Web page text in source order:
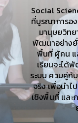
Social
ที่บูรณาการอ
มานุษยวิทย
พัฒนาอย่างยั่
พื้นที่ ผู้คน แ
เรียนจะได้
ระบบ ควบคู่กั
จริง เพื่อนำ
เชิงพื้นที่ และ